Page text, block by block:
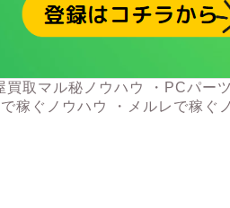
取マル秘ノウハウ ・PCパー
稼ぐノウハウ ・メルレで稼ぐ